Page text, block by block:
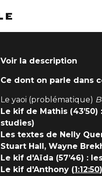
Voir la description
Ce dont on parle dans
Le yaoi (problématique)
Le kif de Mathis
studies)
Les textes de Nelly
Stuart Hall, Wayne
Le kif d'Aïda (57’46) :
Le kif d'Anthony (1:12:50